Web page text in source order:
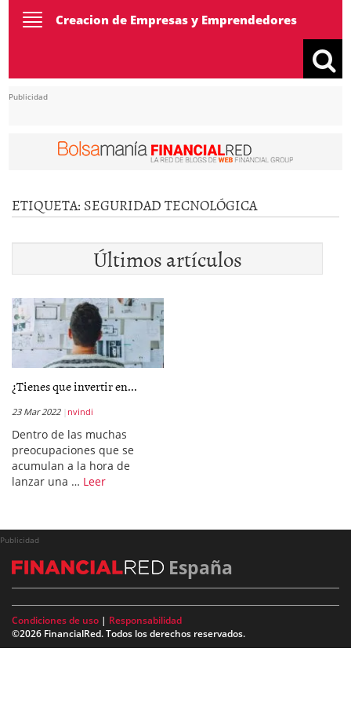
ToggleCreacion de Empresas y Emprendedores
Publicidad
ETIQUETA: SEGURIDAD TECNOLÓGICA
Últimos artículos
¿Tienes que invertir en...
23 Mar 2022 nvindi
Dentro de las muchas
preocupaciones que se
acumulan a la hora de
lanzar una … Leer
Publicidad
España
Condiciones de uso | Responsabilidad
©2026 FinancialRed. Todos los derechos reservados.